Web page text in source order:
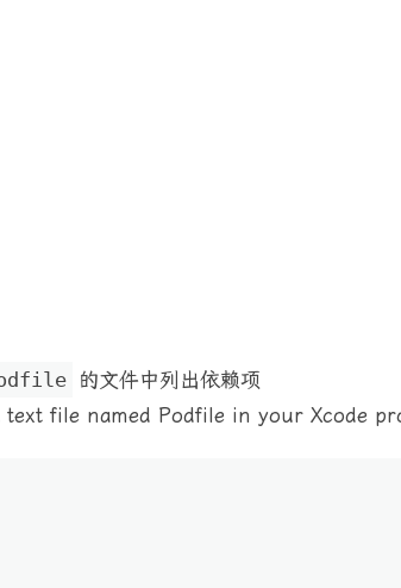
的文件中列出依赖项
file named Podfile in your Xcode